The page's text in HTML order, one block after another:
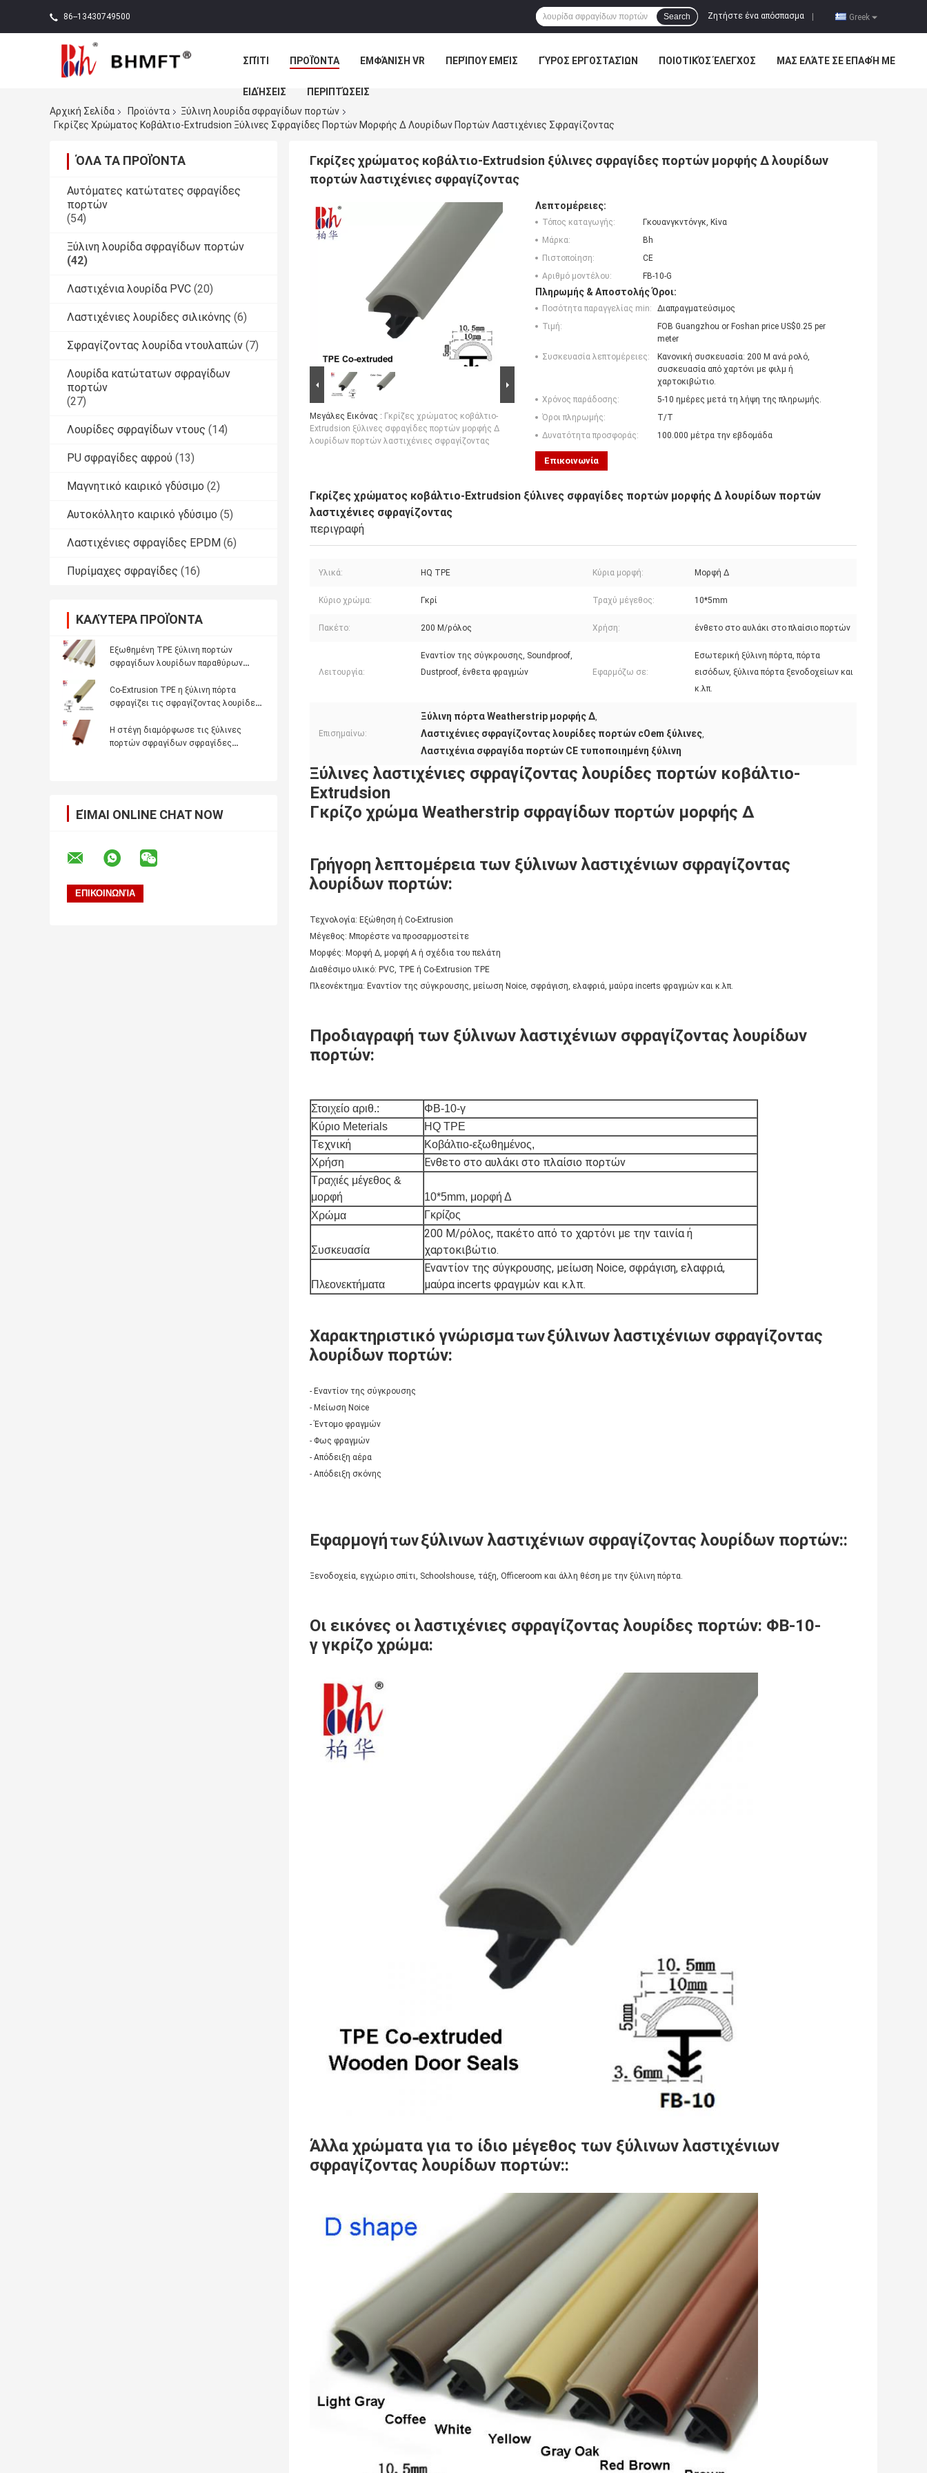
86--13430749500 Greek
Ζητήστε ένα απόσπασμα
Search
ΣΠΊΤΙ ΠΡΟΪΌΝΤΑ ΕΜΦΆΝΙΣΗ VR ΠΕΡΊΠΟΥ ΕΜΕΊΣ ΓΎΡΟΣ ΕΡΓΟΣΤΑΣΊΩΝ ΠΟΙΟΤΙΚΌΣ ΈΛΕΓΧΟΣ ΜΑΣ ΕΛΆΤΕ ΣΕ ΕΠΑΦΉ ΜΕ
ΕΙΔΉΣΕΙΣ
ΠΕΡΙΠΤΏΣΕΙΣ
Αρχική Σελίδα
Προϊόντα
Ξύλινη λουρίδα σφραγίδων πορτών
Γκρίζες Χρώματος Κοβάλτιο-Extrudsion Ξύλινες Σφραγίδες Πορτών Μορφής Δ Λουρίδων Πορτών Λαστιχένιες Σφραγίζοντας
ΌΛΑ ΤΑ ΠΡΟΪΌΝΤΑ
Αυτόματες κατώτατες σφραγίδες
πορτών
(54)
Ξύλινη λουρίδα σφραγίδων πορτών
(42)
Λαστιχένια λουρίδα PVC (20)
Λαστιχένιες λουρίδες σιλικόνης (6)
Σφραγίζοντας λουρίδα ντουλαπών (7)
Λουρίδα κατώτατων σφραγίδων
πορτών
(27)
Λουρίδες σφραγίδων ντους (14)
PU σφραγίδες αφρού (13)
Μαγνητικό καιρικό γδύσιμο (2)
Αυτοκόλλητο καιρικό γδύσιμο (5)
Λαστιχένιες σφραγίδες EPDM (6)
Πυρίμαχες σφραγίδες (16)
ΚΑΛΎΤΕΡΑ ΠΡΟΪΌΝΤΑ
Εξωθημένη TPE ξύλινη πορτών
σφραγίδων λουρίδων παραθύρων
σφραγίδων πλαισίων λαστιχένια
Co-Extrusion TPE η ξύλινη πόρτα
σφραγίζει τις σφραγίζοντας λουρίδες
Η στέγη διαμόρφωσε τις ξύλινες
πορτών σφραγίδων σφραγίδες
ΕΊΜΑΙ ONLINE CHAT NOW
Γκρίζες χρώματος κοβάλτιο-Extrudsion ξύλινες σφραγίδες πορτών μορφής Δ λουρίδων
πορτών λαστιχένιες σφραγίζοντας
Μεγάλες Εικόνας : Γκρίζες χρώματος κοβάλτιο-
Extrudsion ξύλινες σφραγίδες πορτών μορφής Δ
λουρίδων πορτών λαστιχένιες σφραγίζοντας
Λεπτομέρειες:
Τόπος καταγωγής:
Γκουανγκντόνγκ, Κίνα
Μάρκα:
Bh
Πιστοποίηση:
CE
Αριθμό μοντέλου:
FB-10-G
Πληρωμής & Αποστολής Όροι:
Ποσότητα παραγγελίας min:
Διαπραγματεύσιμος
Τιμή:
FOB Guangzhou or Foshan price US$0.25 per
meter
Συσκευασία λεπτομέρειες:
Κανονική συσκευασία: 200 M ανά ρολό,
συσκευασία από χαρτόνι με φιλμ ή
χαρτοκιβώτιο.
Χρόνος παράδοσης:
5-10 ημέρες μετά τη λήψη της πληρωμής.
Όροι πληρωμής:
T/T
Δυνατότητα προσφοράς:
100.000 μέτρα την εβδομάδα
Επικοινωνία
Γκρίζες χρώματος κοβάλτιο-Extrudsion ξύλινες σφραγίδες πορτών μορφής Δ λουρίδων πορτών
λαστιχένιες σφραγίζοντας
περιγραφή
Υλικά: HQ TPE Κύρια μορφή: Μορφή Δ
Κύριο χρώμα: Γκρί Τραχύ μέγεθος: 10*5mm
Πακέτο: 200 Μ/ρόλος Χρήση: ένθετο στο αυλάκι στο πλαίσιο πορτών
Λειτουργία:
Εναντίον της σύγκρουσης, Soundproof,
Dustproof, ένθετα φραγμών
Εφαρμόζω σε:
Εσωτερική ξύλινη πόρτα, πόρτα
εισόδων, ξύλινα πόρτα ξενοδοχείων και
κ.λπ.
Επισημαίνω:
Ξύλινη πόρτα Weatherstrip μορφής Δ
Λαστιχένιες σφραγίζοντας λουρίδες πορτών cOem ξύλινες
Λαστιχένια σφραγίδα πορτών CE τυποποιημένη ξύλινη
Ξύλινες λαστιχένιες σφραγίζοντας λουρίδες πορτών κοβάλτιο-
Extrudsion
Γκρίζο χρώμα Weatherstrip σφραγίδων πορτών μορφής Δ
Γρήγορη λεπτομέρεια των ξύλινων λαστιχένιων σφραγίζοντας
λουρίδων πορτών:
Τεχνολογία: Εξώθηση ή Co-Extrusion
Μέγεθος: Μπορέστε να προσαρμοστείτε
Μορφές: Μορφή Δ, μορφή Α ή σχέδια του πελάτη
Διαθέσιμο υλικό: PVC, TPE ή Co-Extrusion TPE
Πλεονέκτημα: Εναντίον της σύγκρουσης, μείωση Noice, σφράγιση, ελαφριά, μαύρα incerts φραγμών και κ.λπ.
Προδιαγραφή των ξύλινων λαστιχένιων σφραγίζοντας λουρίδων
πορτών:
Στοιχείο αριθ.:
ΦΒ-10-γ
Κύριο Meterials
HQ TPE
Τεχνική
Κοβάλτιο-εξωθημένος,
Χρήση
Ένθετο στο αυλάκι στο πλαίσιο πορτών
Τραχιές μέγεθος &
μορφή
10*5mm, μορφή Δ
Χρώμα
Γκρίζος
Συσκευασία
200 Μ/ρόλος, πακέτο από το χαρτόνι με την ταινία ή
χαρτοκιβώτιο.
Πλεονεκτήματα
Εναντίον της σύγκρουσης, μείωση Noice, σφράγιση, ελαφριά,
μαύρα incerts φραγμών και κ.λπ.
Χαρακτηριστικό γνώρισματωνξύλινων λαστιχένιων σφραγίζοντας
λουρίδων πορτών:
- Εναντίον της σύγκρουσης
- Μείωση Noice
- Έντομο φραγμών
- Φως φραγμών
- Απόδειξη αέρα
- Απόδειξη σκόνης
Εφαρμογή τωνξύλινων λαστιχένιων σφραγίζοντας λουρίδων πορτών::
Ξενοδοχεία, εγχώριο σπίτι, Schoolshouse, τάξη, Officeroom και άλλη θέση με την ξύλινη πόρτα.
Οι εικόνες οι λαστιχένιες σφραγίζοντας λουρίδες πορτών: ΦΒ-10-
γ γκρίζο χρώμα:
Άλλα χρώματα για το ίδιο μέγεθος των ξύλινων λαστιχένιων
σφραγίζοντας λουρίδων πορτών::